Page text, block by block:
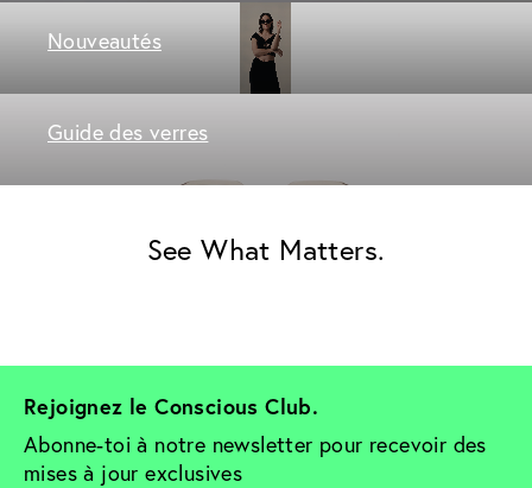
Nouveautés
Guide des verres
See What Matters.
Rejoignez le Conscious Club.
Abonne-toi à notre newsletter pour recevoir des
mises à jour exclusives